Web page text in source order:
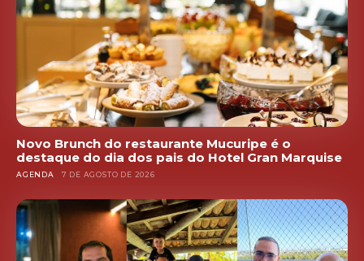
Novo Brunch do restaurante Mucuripe é o
destaque do dia dos pais do Hotel Gran Marquise
AGENDA 7 DE AGOSTO DE 2026